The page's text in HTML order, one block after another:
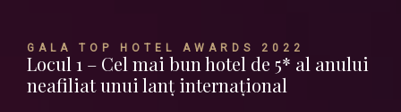
GALA TOP HOTEL AWARDS 2022
Locul 1 – Cel mai bun hotel de 5* al anului
neafiliat unui lanț internațional